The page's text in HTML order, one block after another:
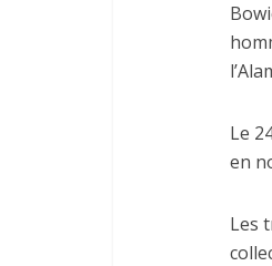
Le
en
Les